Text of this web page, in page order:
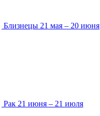
Близнецы 21 мая – 20 июня
Рак 21 июня – 21 июля